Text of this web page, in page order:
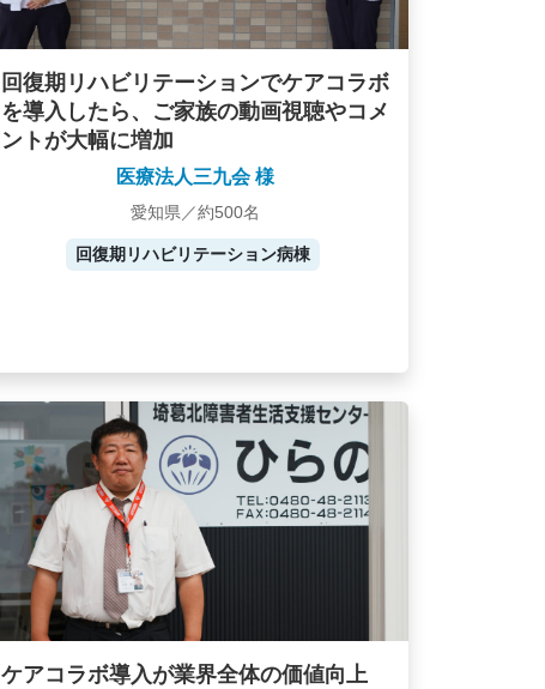
回復期リハビリテーションでケアコラボ
を導入したら、ご家族の動画視聴やコメ
ントが大幅に増加
医療法人三九会 様
愛知県／約500名
回復期リハビリテーション病棟
ケアコラボ導入が業界全体の価値向上